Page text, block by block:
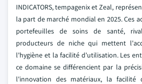
INDICATORS, tempagenix et Zeal,
la part de marché mondial en 2025. Ces
portefeuilles de soins de santé,
producteurs de niche qui mettent
l'hygiène et la facilité d'utilisation. Les
ce domaine se différencient par la
l'innovation des matériaux, la facilité